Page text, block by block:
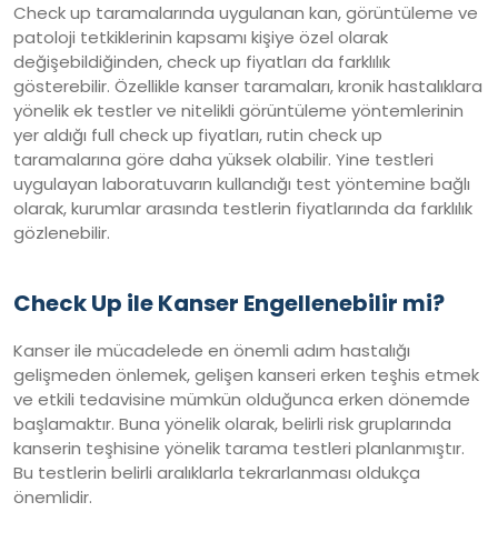
Check up taramalarında uygulanan kan, görüntüleme ve
patoloji tetkiklerinin kapsamı kişiye özel olarak
değişebildiğinden, check up fiyatları da farklılık
gösterebilir. Özellikle kanser taramaları, kronik hastalıklara
yönelik ek testler ve nitelikli görüntüleme yöntemlerinin
yer aldığı full check up fiyatları, rutin check up
taramalarına göre daha yüksek olabilir. Yine testleri
uygulayan laboratuvarın kullandığı test yöntemine bağlı
olarak, kurumlar arasında testlerin fiyatlarında da farklılık
gözlenebilir.
Check Up ile Kanser Engellenebilir mi?
Kanser ile mücadelede en önemli adım hastalığı
gelişmeden önlemek, gelişen kanseri erken teşhis etmek
ve etkili tedavisine mümkün olduğunca erken dönemde
başlamaktır. Buna yönelik olarak, belirli risk gruplarında
kanserin teşhisine yönelik tarama testleri planlanmıştır.
Bu testlerin belirli aralıklarla tekrarlanması oldukça
önemlidir.